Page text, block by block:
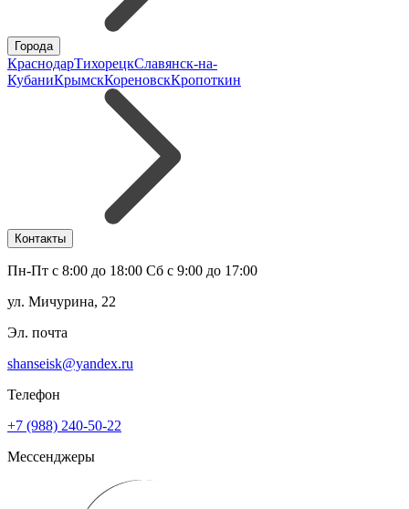
Города
КраснодарТихорецкСлавянск-на-
КубаниКрымскКореновскКропоткин
Контакты
Пн-Пт с 8:00 до 18:00 Сб с 9:00 до 17:00
ул. Мичурина, 22
Эл. почта
shanseisk@yandex.ru
Телефон
+7 (988) 240-50-22
Мессенджеры